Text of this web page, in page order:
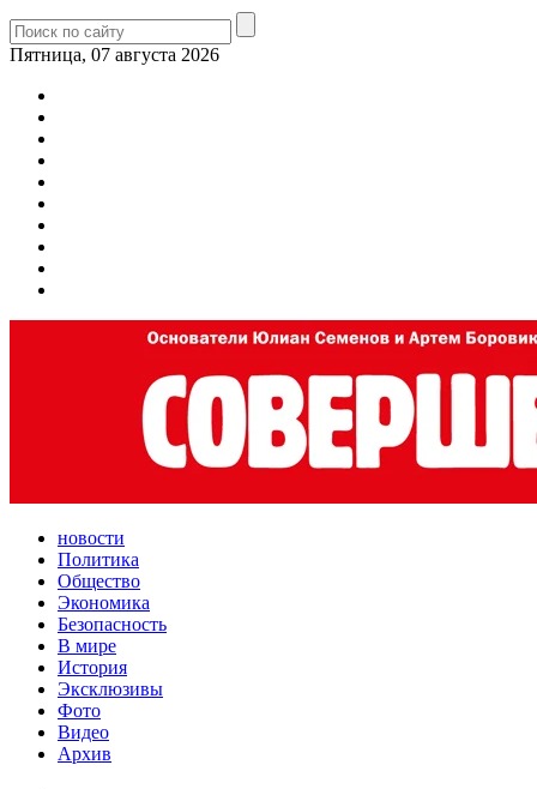
Пятница, 07 августа 2026
новости
Политика
Общество
Экономика
Безопасность
В мире
История
Эксклюзивы
Фото
Видео
Архив